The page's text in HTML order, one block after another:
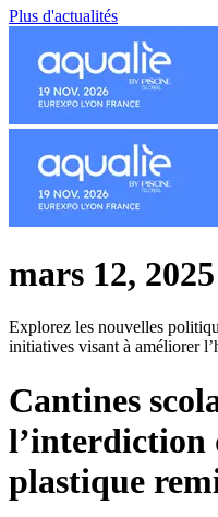
Plus d'actualités
mars 12, 2025
Explorez les nouvelles
initiatives visant à améliorer
Cantines
l’interdiction
plastique